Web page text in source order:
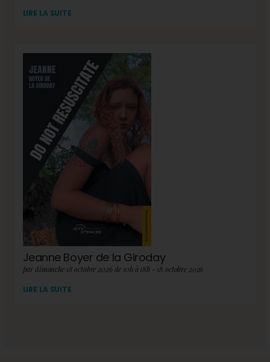
LIRE LA SUITE
Jeanne Boyer de la Giroday
par dimanche 18 octobre 2026 de 10h à 18h - 18 octobre 2026
LIRE LA SUITE